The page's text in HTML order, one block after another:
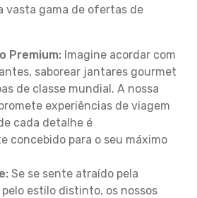
vasta gama de ofertas de
Premium: Imagine acordar com
saborear jantares gourmet
de classe mundial. A nossa
experiências de viagem
cada detalhe é
concebido para o seu máximo
Se se sente atraído pela
estilo distinto, os nossos